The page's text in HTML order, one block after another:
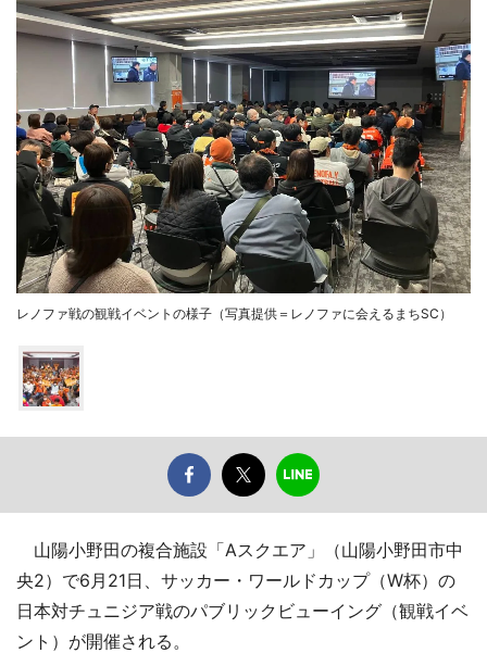
レノファ戦の観戦イベントの様子（写真提供＝レノファに会えるまちSC）
山陽小野田の複合施設「Aスクエア」（山陽小野田市中
央2）で6月21日、サッカー・ワールドカップ（W杯）の
日本対チュニジア戦のパブリックビューイング（観戦イベ
ント）が開催される。